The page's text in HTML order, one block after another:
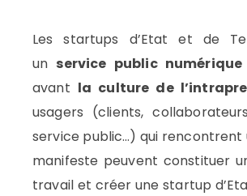
Les startups d’Etat et de
un service public numérique
avant la culture de
usagers (clients,
service public…) qui rencontrent
manifeste peuvent constituer
travail et créer une startup